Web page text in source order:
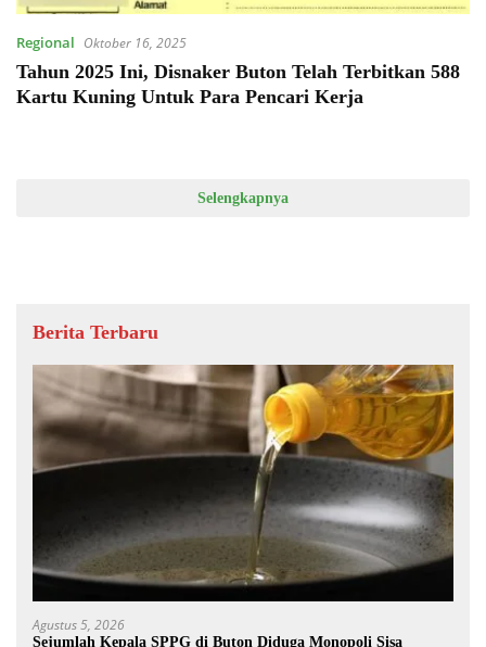
Regional Oktober 16, 2025
Tahun 2025 Ini, Disnaker Buton Telah Terbitkan 588
Kartu Kuning Untuk Para Pencari Kerja
Selengkapnya
Berita Terbaru
Agustus 5, 2026
Sejumlah Kepala SPPG di Buton Diduga Monopoli Sisa